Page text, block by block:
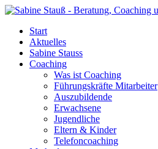
Start
Aktuelles
Sabine Stauss
Coaching
Was ist Coaching
Führungskräfte Mitarbeiter
Auszubildende
Erwachsene
Jugendliche
Eltern & Kinder
Telefoncoaching